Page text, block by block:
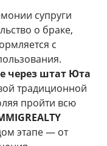
супруги
о браке,
с
через штат Юта
традиционной
пройти всю
этапе — от